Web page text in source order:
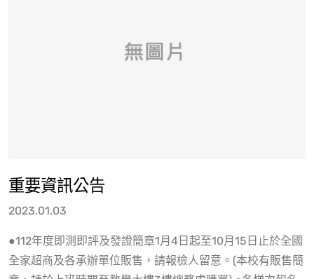
重要資訊公告
2023.01.03
●112年度即測即評及發證簡章1月4日起至10月15日止於全國
全家超商及各承辦單位販售，請報檢人留意。(本校有販售簡